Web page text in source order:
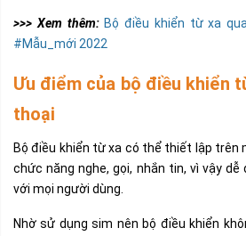
>>> Xem thêm: Bộ điều khiển từ xa
#Mẫu_mới 2022
Ưu điểm của bộ điều khiển
thoại
Bộ điều khiển từ xa có thể thiết lập trên
chức năng nghe, gọi, nhắn tin, vì vậy
với mọi người dùng.
Nhờ sử dụng sim nên bộ điều khiển